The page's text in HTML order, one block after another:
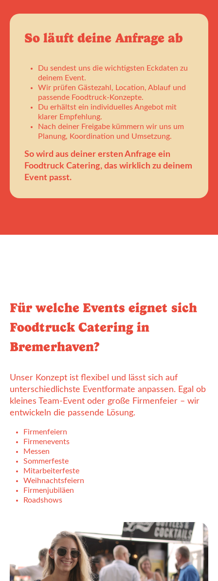
So läuft deine Anfrage ab
Du sendest uns die wichtigsten Eckdaten zu
deinem Event.
Wir prüfen Gästezahl, Location, Ablauf und
passende Foodtruck-Konzepte.
Du erhältst ein individuelles Angebot mit
klarer Empfehlung.
Nach deiner Freigabe kümmern wir uns um
Planung, Koordination und Umsetzung.
So wird aus deiner ersten Anfrage ein
Foodtruck Catering, das wirklich zu deinem
Event passt.
Für welche Events eignet sich
Foodtruck Catering in
Bremerhaven?
Unser Konzept ist flexibel und lässt sich auf
unterschiedlichste Eventformate anpassen. Egal ob
kleines Team-Event oder große Firmenfeier – wir
entwickeln die passende Lösung.
Firmenfeiern
Firmenevents
Messen
Sommerfeste
Mitarbeiterfeste
Weihnachtsfeiern
Firmenjubiläen
Roadshows